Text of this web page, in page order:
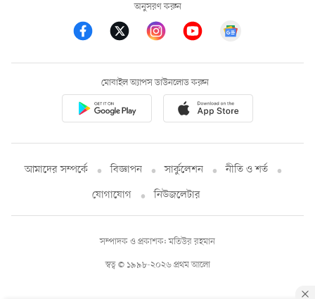
অনুসরণ করুন
মোবাইল অ্যাপস ডাউনলোড করুন
আমাদের সম্পর্কে বিজ্ঞাপন সার্কুলেশন
নীতি ও শর্ত
যোগাযোগ
নিউজলেটার
স্বত্ব © ১৯৯৮-২০২৬ প্রথম আলো
সম্পাদক ও প্রকাশক: মতিউর রহমান